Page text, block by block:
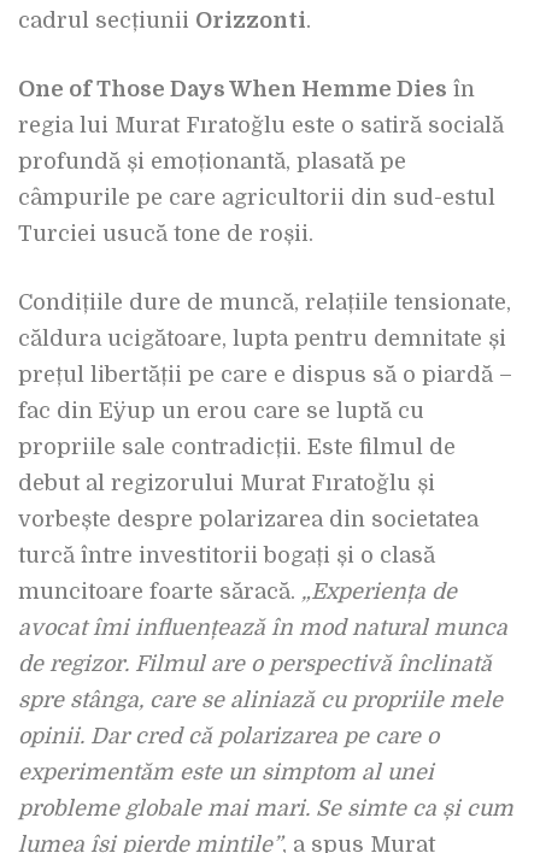
cadrul secțiunii Orizzonti.
One of Those Days When Hemme Dies în
regia lui Murat Fıratoğlu este o satiră socială
profundă și emoționantă, plasată pe
câmpurile pe care agricultorii din sud-estul
Turciei usucă tone de roșii.
Condițiile dure de muncă, relațiile tensionate,
căldura ucigătoare, lupta pentru demnitate și
prețul libertății pe care e dispus să o piardă –
fac din Eÿup un erou care se luptă cu
propriile sale contradicții. Este filmul de
debut al regizorului Murat Fıratoğlu și
vorbește despre polarizarea din societatea
turcă între investitorii bogați și o clasă
muncitoare foarte săracă. „Experiența de
avocat îmi influențează în mod natural munca
de regizor. Filmul are o perspectivă înclinată
spre stânga, care se aliniază cu propriile mele
opinii. Dar cred că polarizarea pe care o
experimentăm este un simptom al unei
probleme globale mai mari. Se simte ca și cum
lumea își pierde mințile”, a spus Murat